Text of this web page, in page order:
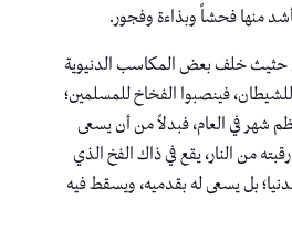
منها فحشاً وبذاءة وفجور.
حثيث خلف بعض المكاسب الدنيوية
فينصبوا الفخاخ للمسلمين؛
شهر في العام، فبدلاً من أن يسعى
من النار، يقع في ذاك الفخ الذي
بل يسعى له بقدميه، ويسقط فيه